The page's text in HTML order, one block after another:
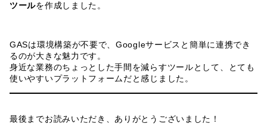
ツールを作成しました。
GASは環境構築が不要で、Googleサービスと簡単に連携でき
るのが大きな魅力です。
身近な業務のちょっとした手間を減らすツールとして、とても
使いやすいプラットフォームだと感じました。
最後までお読みいただき、ありがとうございました！